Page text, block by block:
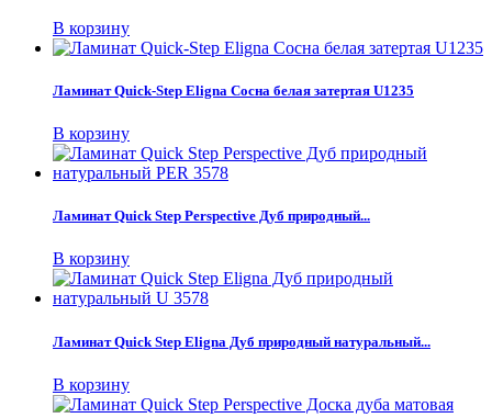
В корзину
Ламинат Quick-Step Eligna Сосна белая затертая U1235
В корзину
Ламинат Quick Step Perspective Дуб природный...
В корзину
Ламинат Quick Step Eligna Дуб природный натуральный...
В корзину